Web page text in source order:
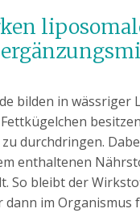
bilden in wässriger
durchdringen.
enthaltenen
So bleibt der
dann im Organismus